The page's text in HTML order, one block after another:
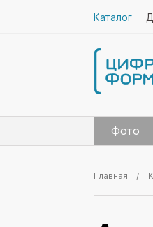
Каталог
Фото
Главная